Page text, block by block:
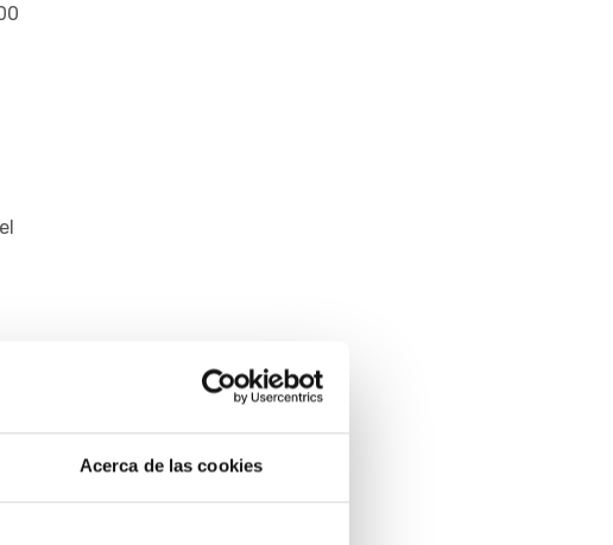
Acerca de las cookies